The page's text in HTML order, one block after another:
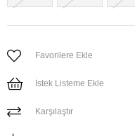
Favorilere Ekle
İstek Listeme Ekle
Karşılaştır